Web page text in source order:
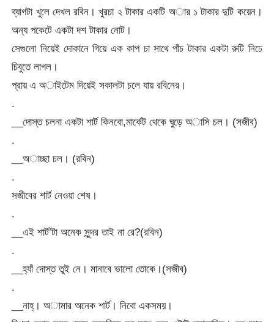
ব্যাগটা খুলে দেখল রবিন। খুরচা ২ টাকার একটি অার ১ টাকার দুটি কয়েন।
অন্য পকেটে একটা দশ টাকার নোট।
সেগুলো নিয়েই দোকানে গিয়ে এক কাপ চা সাথে পাঁচ টাকার একটা রুটি নিঢে
চিবুতে লাগল।
প্রায় এ অাইটেম দিয়েই সকালটা চলে যায় রবিনের।
.
__দোস্ত চলনা একটা শার্ট কিনবো,মার্কেট থেকে ঘুড়ে অাসি চল। (সজীব)
.
__অাচ্ছা চল। (রবিন)
.
সজীবের শার্ট নেওয়া শেষ।
.
__এই শার্ট’টা অনেক সুন্দর তাই না রে?(রবিন)
.
__হ্যাঁ দোস্ত তুই নে। মানাবে ভালো তোকে।(সজীব)
.
__নাহ্। অামার অনেক শার্ট। নিবো একসময়।